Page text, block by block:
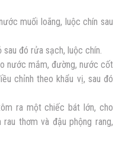
muối loãng, luộc chín sau
đó rửa sạch, luộc chín.
nước mắm, đường, nước cốt
chỉnh theo khẩu vị, sau đó
ra một chiếc bát lớn, cho
thơm và đậu phộng rang,